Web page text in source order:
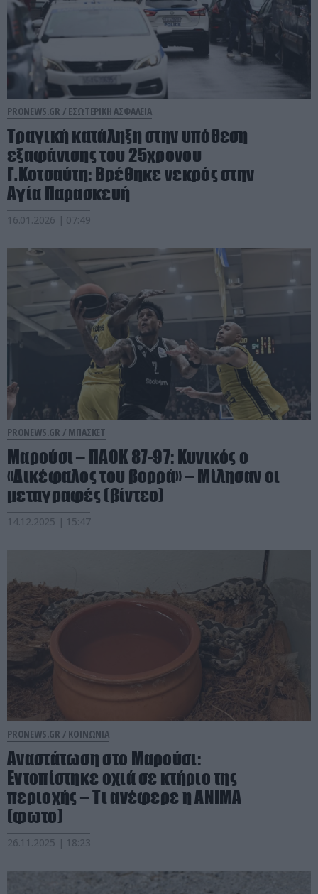
PRONEWS.GR / ΕΣΩΤΕΡΙΚΗ ΑΣΦΑΛΕΙΑ
Τραγική κατάληξη στην υπόθεση
εξαφάνισης του 25χρονου
Γ.Κοτσαύτη: Bρέθηκε νεκρός στην
Αγία Παρασκευή
16.01.2026 | 07:49
PRONEWS.GR / ΜΠΑΣΚΕΤ
Μαρούσι – ΠΑΟΚ 87-97: Κυνικός ο
«Δικέφαλος του βορρά» – Μίλησαν οι
μεταγραφές (βίντεο)
14.12.2025 | 15:47
PRONEWS.GR / ΚΟΙΝΩΝΙΑ
Αναστάτωση στο Μαρούσι:
Εντοπίστηκε οχιά σε κτήριο της
περιοχής – Τι ανέφερε η ANIMA
(φωτο)
26.11.2025 | 18:23